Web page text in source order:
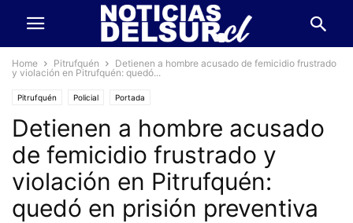
Home Pitrufquén
Detienen a hombre acusado de femicidio frustrado
y violación en Pitrufquén: quedó...
Pitrufquén Policial Portada
Detienen a hombre acusado
de femicidio frustrado y
violación en Pitrufquén:
quedó en prisión preventiva